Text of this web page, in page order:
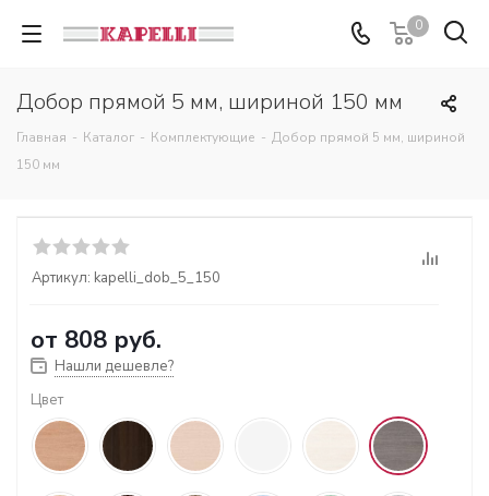
0
Добор прямой 5 мм, шириной 150 мм
Главная - Каталог - Комплектующие - Добор прямой 5 мм, шириной
150 мм
Артикул: kapelli_dob_5_150
от 808 руб.
Нашли дешевле?
Цвет